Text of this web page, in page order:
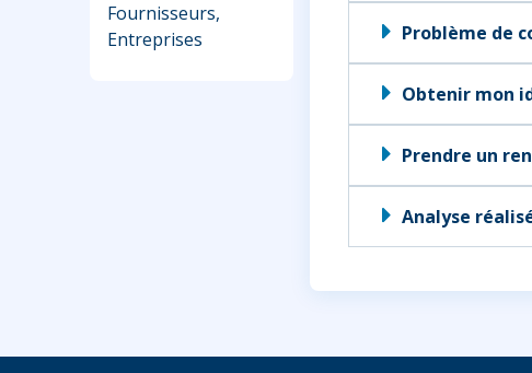
Fournisseurs,
Entreprises
Problème de
Obtenir mon
Prendre un
Analyse